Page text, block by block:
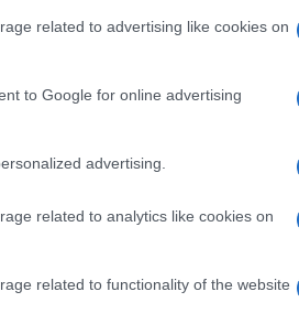
related to advertising like cookies on
to Google for online advertising
advertising.
related to analytics like cookies on
related to functionality of the website
– San Donninoemerge
universitarie, ma anche